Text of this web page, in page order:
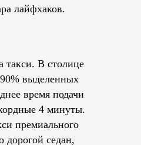
лайфхаков.
такси. В столице
выделенных
время подачи
4 минуты.
премиального
дорогой седан,